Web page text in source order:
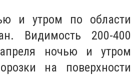
и утром по области
Видимость 200-400
ночью и утром
на поверхности